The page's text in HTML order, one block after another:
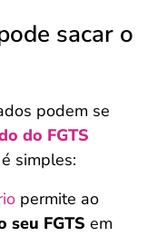
sacar o
podem se
do FGTS
simples:
permite ao
seu FGTS em